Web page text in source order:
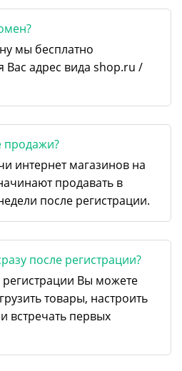
мы бесплатно
Вас адрес вида shop.ru /
продажи?
интернет магазинов на
продавать в
после регистрации.
после регистрации?
Вы можете
товары, настроить
встречать первых